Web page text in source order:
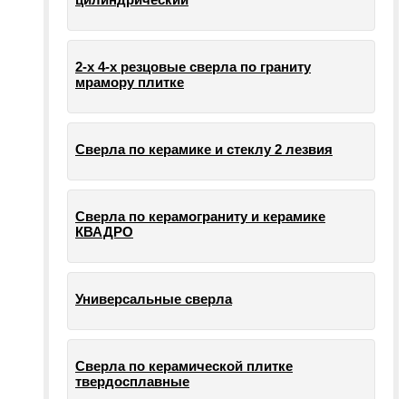
2-х 4-х резцовые сверла по граниту
мрамору плитке
Сверла по керамике и стеклу 2 лезвия
Сверла по керамограниту и керамике
КВАДРО
Универсальные сверла
Сверла по керамической плитке
твердосплавные